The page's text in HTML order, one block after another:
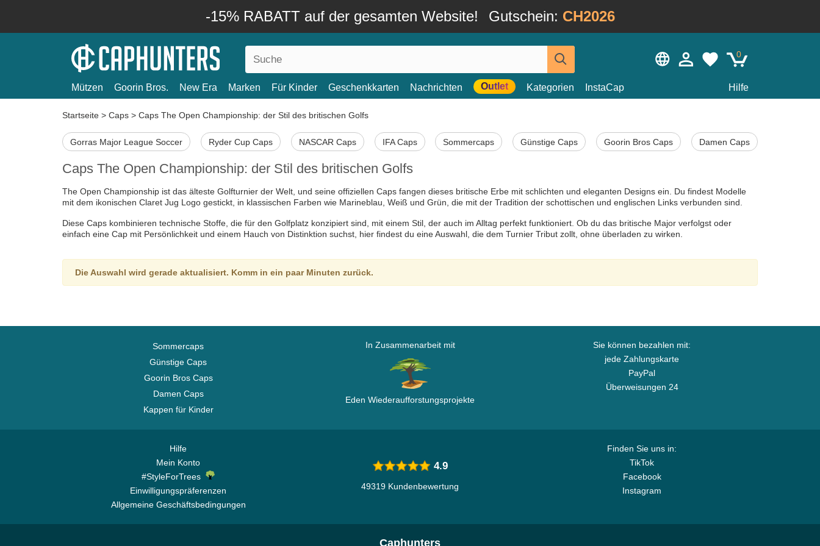
-15% RABATT auf der gesamten Website! Gutschein: CH2026
0
Mützen Goorin Bros. New Era Marken Für Kinder Geschenkkarten Nachrichten Outlet Kategorien InstaCap Hilfe
Startseite > Caps > Caps The Open Championship: der Stil des britischen Golfs
Gorras Major League Soccer Ryder Cup Caps NASCAR Caps IFA Caps Sommercaps Günstige Caps Goorin Bros Caps Damen Caps
Caps The Open Championship: der Stil des britischen Golfs
The Open Championship ist das älteste Golfturnier der Welt, und seine offiziellen Caps fangen dieses britische Erbe mit schlichten und eleganten Designs ein. Du findest Modelle
mit dem ikonischen Claret Jug Logo gestickt, in klassischen Farben wie Marineblau, Weiß und Grün, die mit der Tradition der schottischen und englischen Links verbunden sind.
Diese Caps kombinieren technische Stoffe, die für den Golfplatz konzipiert sind, mit einem Stil, der auch im Alltag perfekt funktioniert. Ob du das britische Major verfolgst oder
einfach eine Cap mit Persönlichkeit und einem Hauch von Distinktion suchst, hier findest du eine Auswahl, die dem Turnier Tribut zollt, ohne überladen zu wirken.
Die Auswahl wird gerade aktualisiert. Komm in ein paar Minuten zurück.
Sommercaps
Günstige Caps
Goorin Bros Caps
Damen Caps
Kappen für Kinder
In Zusammenarbeit mit
Eden Wiederaufforstungsprojekte
Sie können bezahlen mit:
jede Zahlungskarte
PayPal
Überweisungen 24
Hilfe
Mein Konto
#StyleForTrees
Einwilligungspräferenzen
Allgemeine Geschäftsbedingungen
Finden Sie uns in:
TikTok
Facebook
Instagram
4.9
49319 Kundenbewertung
Caphunters